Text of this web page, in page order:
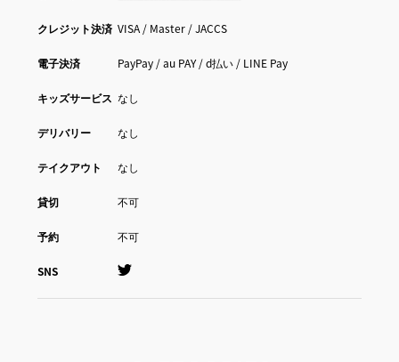
クレジット決済 VISA / Master / JACCS
電子決済 PayPay / au PAY / d払い / LINE Pay
キッズサービス なし
デリバリー なし
テイクアウト なし
貸切 不可
予約 不可
SNS